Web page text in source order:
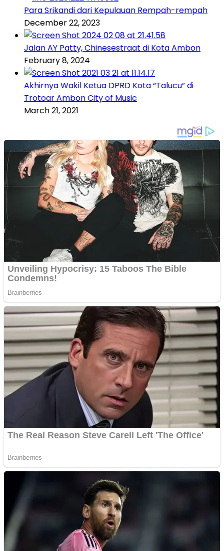
Para Srikandi dari Kepulauan Rempah-rempah
December 22, 2023
Jalan AY Patty, Chinesestraat di Kota Ambon
February 8, 2024
Akhirnya Wakil Ketua DPRD Kota “Talucu” di
Trotoar Ambon City of Music
March 21, 2021